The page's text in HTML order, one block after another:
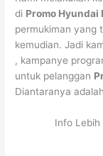
di Promo Hyundai
permukiman yang
kemudian. Jadi
, kampanye
untuk pelanggan
Diantaranya
Info